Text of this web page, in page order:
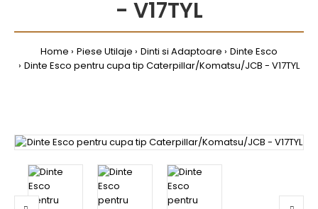
- V17TYL
Home Piese Utilaje Dinti si Adaptoare
Dinte Esco
Dinte Esco pentru cupa tip Caterpillar/Komatsu/JCB - V17TYL